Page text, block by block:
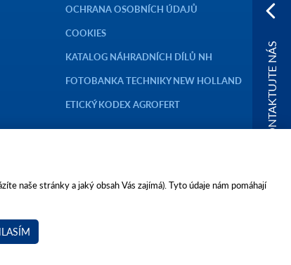
OCHRANA OSOBNÍCH ÚDAJŮ
COOKIES
KATALOG NÁHRADNÍCH DÍLŮ NH
FOTOBANKA TECHNIKY NEW HOLLAND
ETICKÝ KODEX AGROFERT
a.s.,
KONTAKTUJTE NÁS
naše stránky a jaký obsah Vás zajímá). Tyto údaje nám pomáhají